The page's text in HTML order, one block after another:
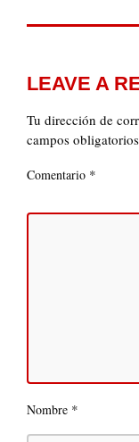
LEAVE A
Tu dirección de
campos
Comentario *
Nombre *